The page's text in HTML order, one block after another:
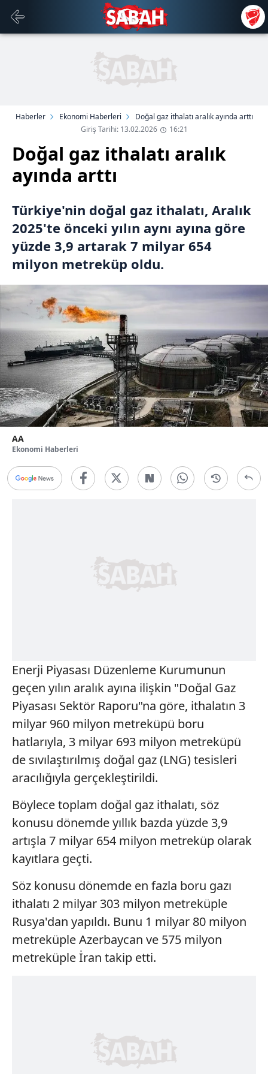
Haberler Ekonomi Haberleri
Doğal gaz ithalatı aralık ayında arttı
Giriş Tarihi: 13.02.2026
16:21
Doğal gaz ithalatı aralık
ayında arttı
Türkiye'nin doğal gaz ithalatı, Aralık
2025'te önceki yılın aynı ayına göre
yüzde 3,9 artarak 7 milyar 654
milyon metreküp oldu.
AA
Ekonomi Haberleri
Enerji Piyasası Düzenleme Kurumunun
geçen yılın aralık ayına ilişkin "Doğal Gaz
Piyasası Sektör Raporu"na göre, ithalatın 3
milyar 960 milyon metreküpü boru
hatlarıyla, 3 milyar 693 milyon metreküpü
de sıvılaştırılmış doğal gaz (LNG) tesisleri
aracılığıyla gerçekleştirildi.
Böylece toplam doğal gaz ithalatı, söz
konusu dönemde yıllık bazda yüzde 3,9
artışla 7 milyar 654 milyon metreküp olarak
kayıtlara geçti.
Söz konusu dönemde en fazla boru gazı
ithalatı 2 milyar 303 milyon metreküple
Rusya'dan yapıldı. Bunu 1 milyar 80 milyon
metreküple Azerbaycan ve 575 milyon
metreküple İran takip etti.